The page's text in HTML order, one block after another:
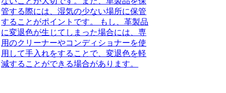
管する際には、湿気の少ない場所に保管
することがポイントです。 もし、革製品
に変退色が生じてしまった場合には、専
用のクリーナーやコンディショナーを使
用して手入れをすることで、変退色を軽
減することができる場合があります。